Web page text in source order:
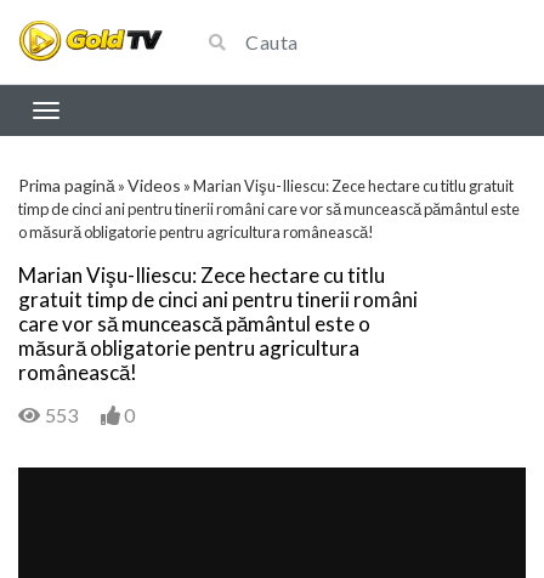
Prima pagină »Videos »Marian Vişu-Iliescu: Zece hectare cu titlu gratuit
timp de cinci ani pentru tinerii români care vor să muncească pământul este
o măsură obligatorie pentru agricultura românească!
Marian Vişu-Iliescu: Zece hectare cu titlu
gratuit timp de cinci ani pentru tinerii români
care vor să muncească pământul este o
măsură obligatorie pentru agricultura
românească!
553 0